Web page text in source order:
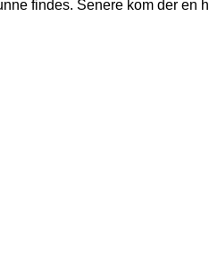
findes. Senere kom der